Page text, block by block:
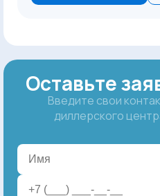
Оставьте
Введите свои
диллерского